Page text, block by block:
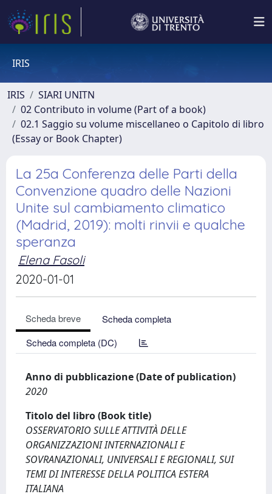
IRIS
IRIS
SIARI UNITN
02 Contributo in volume (Part of a book)
02.1 Saggio su volume miscellaneo o Capitolo di libro
(Essay or Book Chapter)
La 25a Conferenza delle Parti della
Convenzione quadro delle Nazioni
Unite sul cambiamento climatico
(Madrid, 2019): molti rinvii e qualche
speranza
Elena Fasoli
2020-01-01
Scheda breve
Scheda completa
Scheda completa (DC)
Anno di pubblicazione (Date of publication)
2020
Titolo del libro (Book title)
OSSERVATORIO SULLE ATTIVITÀ DELLE
ORGANIZZAZIONI INTERNAZIONALI E
SOVRANAZIONALI, UNIVERSALI E REGIONALI, SUI
TEMI DI INTERESSE DELLA POLITICA ESTERA
ITALIANA